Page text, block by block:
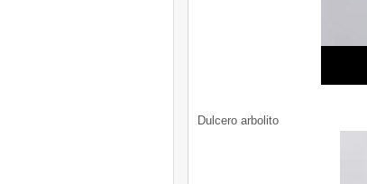
Dulcero arbolito